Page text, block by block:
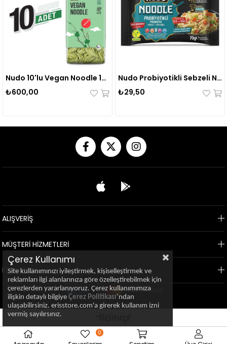
Nudo 10'lu Vegan Noodle 10x350 Gr
Nudo Probiyotikli Sebzeli Noodle Poşet 70 Gr.
₺29,50
ALIŞVERİŞ
MÜŞTERİ HİZMETLERİ
KURUMSAL
Çerez Kullanımı
Site kullanımınızı iyileştirmek, kişiselleştirmek ve
reklamları ilgi alanlarınıza göre özelleştirebilmek için
çerezlerden yararlanıyoruz. Çerez kullanımımıza
ilişkin detaylı bilgiye Çerez Politikası’ndan
ulaşabilirsiniz. erisstore.com'a girerek kullanım izni
vermiş sayılırsınız.
0